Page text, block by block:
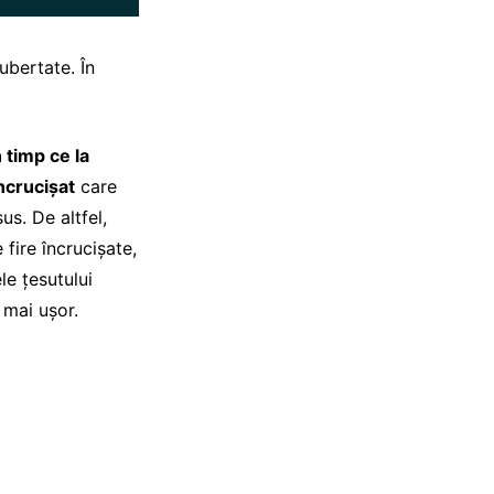
În
timp ce la
care
De altfel,
fire încrucișate,
țesutului
ușor.